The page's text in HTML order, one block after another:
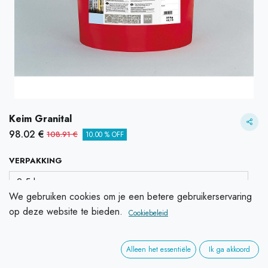
Keim Granital
98.02 € 108.91€ 10.00 % OFF
VERPAKKING
KLEUR
We gebruiken cookies om je een betere gebruikerservaring
op deze website te bieden.
Cookiebeleid
Alleen het essentiële Ik ga akkoord